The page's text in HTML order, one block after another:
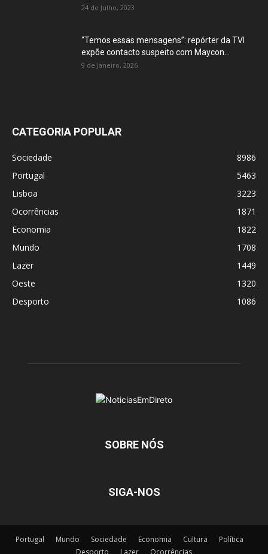
24 de Julho, 2023
“Temos essas mensagens”: repórter da TVI
expõe contacto suspeito com Maycon...
9 de Janeiro, 2026
CATEGORIA POPULAR
Sociedade
8986
Portugal
5463
Lisboa
3223
Ocorrências
1871
Economia
1822
Mundo
1708
Lazer
1449
Oeste
1320
Desporto
1086
SOBRE NÓS
SIGA-NOS
Portugal Mundo Sociedade Economia Cultura
Política